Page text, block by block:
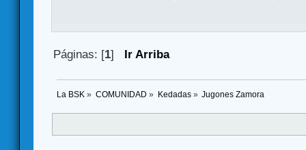
Páginas: [1] Ir Arriba
La BSK » COMUNIDAD » Kedadas» Jugones Zamora